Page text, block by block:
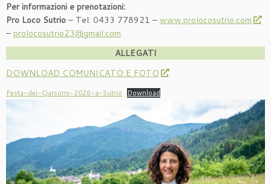
Per informazioni e prenotazioni:
Pro Loco Sutrio – Tel: 0433 778921 – www.prolocosutrio.com
– prolocosutrio23@gmail.com
ALLEGATI
DOWNLOAD COMUNICATO E FOTO
Festa-dei-Cjarsons-2026-a-Sutrio Download